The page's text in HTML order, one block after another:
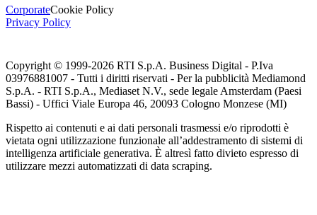
CorporateCookie Policy
Privacy Policy
Copyright © 1999-2026 RTI S.p.A. Business Digital - P.Iva
03976881007 - Tutti i diritti riservati - Per la pubblicità Mediamond
S.p.A. - RTI S.p.A., Mediaset N.V., sede legale Amsterdam (Paesi
Bassi) - Uffici Viale Europa 46, 20093 Cologno Monzese (MI)
Rispetto ai contenuti e ai dati personali trasmessi e/o riprodotti è
vietata ogni utilizzazione funzionale all’addestramento di sistemi di
intelligenza artificiale generativa. È altresì fatto divieto espresso di
utilizzare mezzi automatizzati di data scraping.